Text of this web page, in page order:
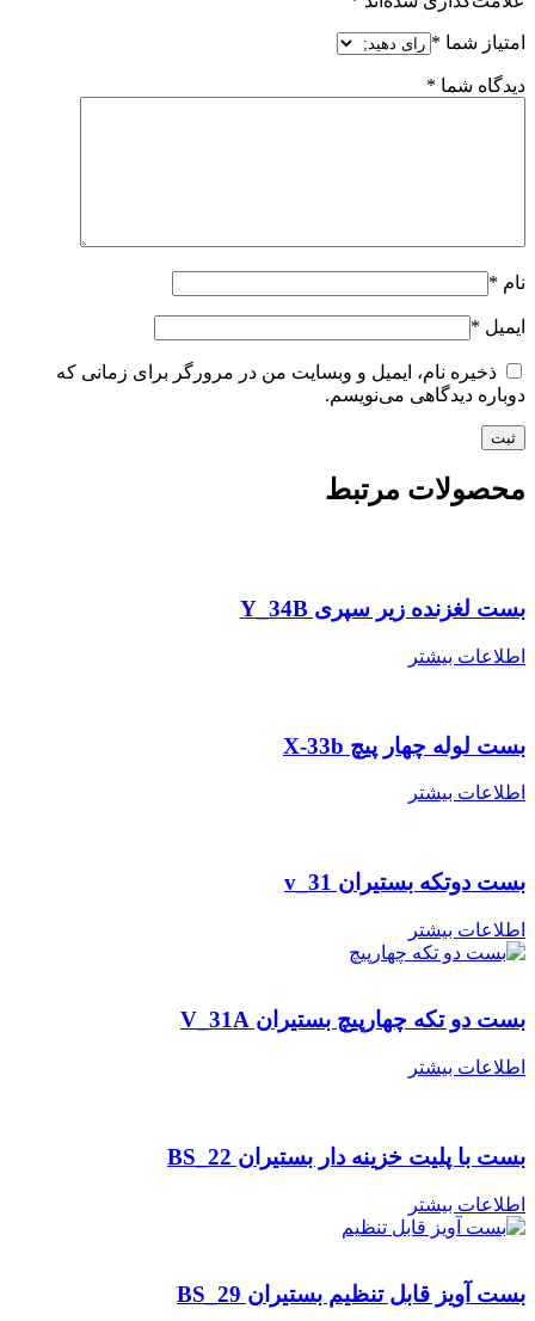
امتیاز شما *
دیدگاه شما *
نام *
ایمیل *
ذخیره نام، ایمیل و وبسایت من در مرورگر برای زمانی که
دوباره دیدگاهی می‌نویسم.
محصولات مرتبط
بست لغزنده زیر سپری Y_34B
اطلاعات بیشتر
بست لوله چهار پیچ X-33b
اطلاعات بیشتر
بست دوتکه بستیران v_31
اطلاعات بیشتر
بست دو تکه چهارپیچ بستیران V_31A
اطلاعات بیشتر
بست با پلیت خزینه دار بستیران BS_22
اطلاعات بیشتر
بست آویز قابل تنظیم بستیران BS_29